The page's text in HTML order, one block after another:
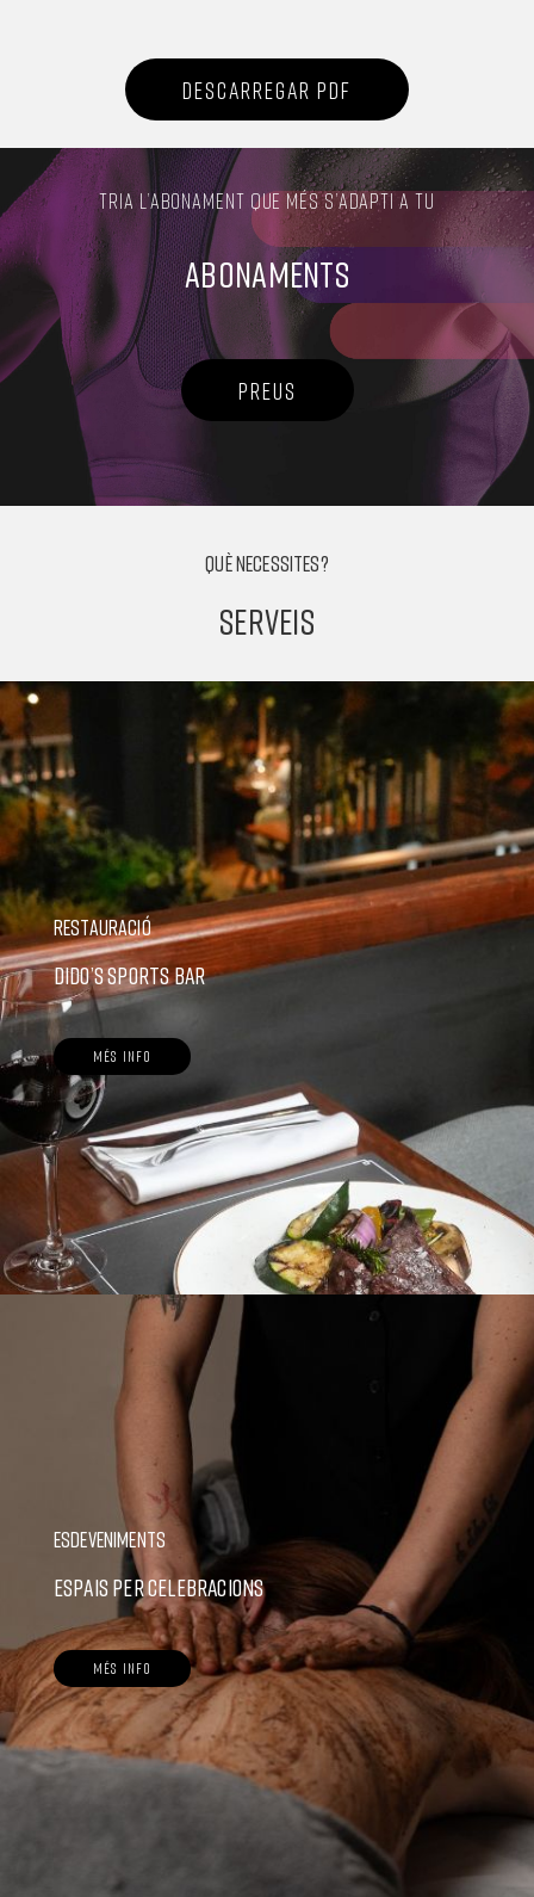
DESCARREGAR PDF
TRIA L’ABONAMENT QUE MÉS S’ADAPTI A TU
ABONAMENTS
PREUS
QUÈ NECESSITES?
SERVEIS
RESTAURACIÓ
DIDO’S SPORTS BAR
MÉS INFO
ESDEVENIMENTS
ESPAIS PER CELEBRACIONS
MÉS INFO